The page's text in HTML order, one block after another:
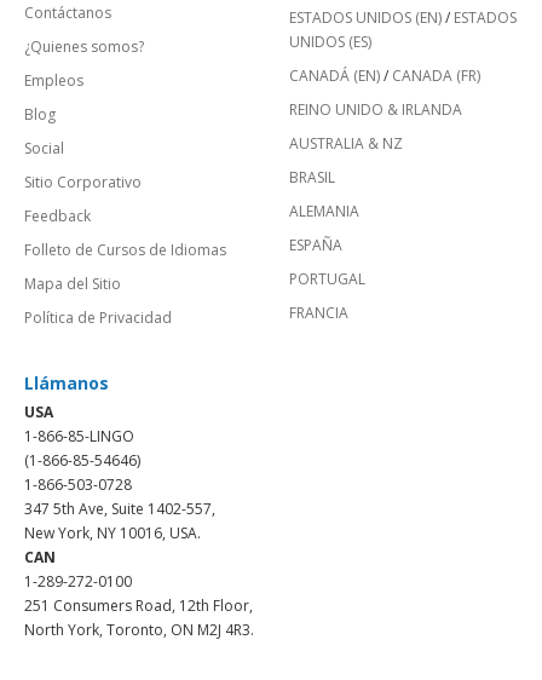
Contáctanos
¿Quienes somos?
Empleos
Blog
Social
Sitio Corporativo
Feedback
Folleto de Cursos de Idiomas
Mapa del Sitio
Política de Privacidad
ESTADOS UNIDOS (EN)/ ESTADOS
UNIDOS (ES)
CANADÁ (EN)/ CANADA (FR)
REINO UNIDO & IRLANDA
AUSTRALIA & NZ
BRASIL
ALEMANIA
ESPAÑA
PORTUGAL
FRANCIA
Llámanos
USA
1-866-85-LINGO
(1-866-85-54646)
1-866-503-0728
347 5th Ave, Suite 1402-557,
New York, NY 10016, USA.
CAN
1-289-272-0100
251 Consumers Road, 12th Floor,
North York, Toronto, ON M2J 4R3.